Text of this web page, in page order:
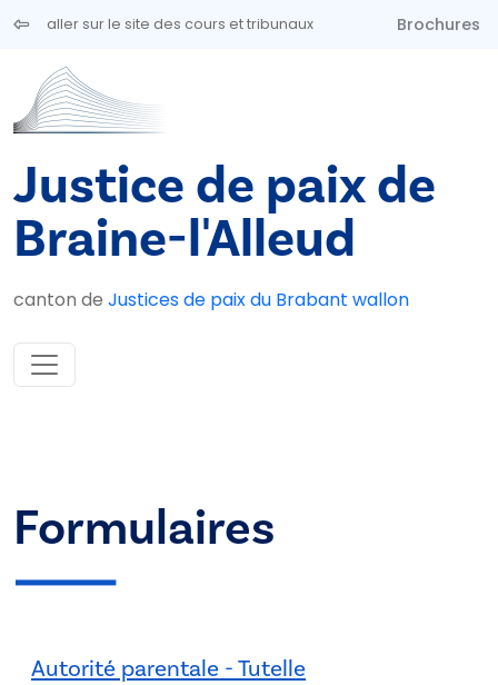
Aller au contenu principal
aller sur le site des cours et tribunaux Brochures
Justice de paix de
Braine-l'Alleud
canton de Justices de paix du Brabant wallon
Formulaires
Autorité parentale - Tutelle